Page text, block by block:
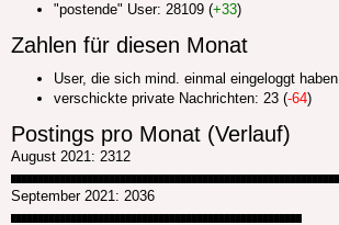
"postende" User: 28109 (+33)
Zahlen für diesen Monat
User, die sich mind. einmal eingeloggt
verschickte private Nachrichten: 23 (-64)
Postings pro Monat (Verlauf)
August 2021: 2312
September 2021: 2036